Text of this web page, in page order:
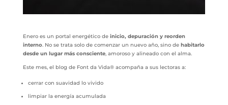
Enero es un portal energético de inicio, depuración y reorden
interno. No se trata solo de comenzar un nuevo año, sino de habitarlo
desde un lugar más consciente, amoroso y alineado con el alma.
Este mes, el blog de Font da Vida® acompaña a sus lectoras a:
cerrar con suavidad lo vivido
limpiar la energía acumulada